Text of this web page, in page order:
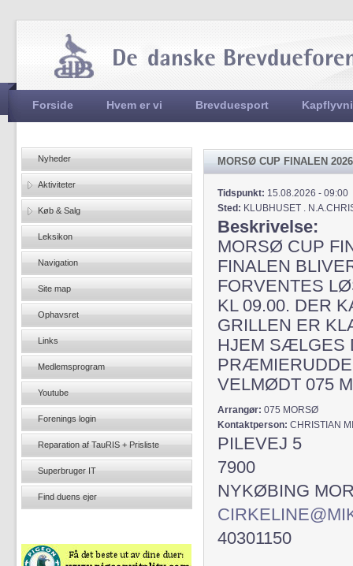
Hovedmenu
Forside Hvem er vi Brevduesport
MORSØ CUP FINALEN 2026
Tidspunkt: 15.08.2026 - 09:00
Sted: KLUBHUSET .
Beskrivelse:
MORSØ CUP
FINALEN
FORVENTES
KL 09.00. DER
GRILLEN ER
HJEM SÆLGES
VELMØDT 075
Arrangør: 075 MORSØ
Kontaktperson: CHRISTIAN
PILEVEJ 5
7900
NYKØBING
40301150
Nyheder
Aktiviteter
Køb & Salg
Leksikon
Navigation
Site map
Ophavsret
Links
Medlemsprogram
Youtube
Forenings login
Reparation af TauRIS + Prisliste
Superbruger IT
Find duens ejer